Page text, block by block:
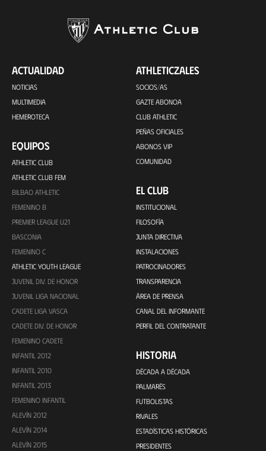
ACTUALIDAD
NOTICIAS
MULTIMEDIA
HEMEROTECA
EQUIPOS
ATHLETIC CLUB
ATHLETIC CLUB FEM
BILBAO ATHLETIC
FEMENINO B
PREMIER LEAGUE U21
BASCONIA
FEMENINO C
ATHLETIC YOUTH LEAGUE
JUVENIL DIV. DE HONOR
JUVENIL LIGA NACIONAL
CADETE LIGA VASCA
CADETE DIV. DE HONOR
FEMENINO CADETE
INFANTIL 2012
INFANTIL 2010
INFANTIL 2013
FEMENINO INFANTIL
ALEVÍN 2012
ALEVÍN 2014
ALEVÍN 2015
ATHLETICZALES
SOCIOS/AS
GAZTE ABONOA
CLUB ATHLETIC
PEÑAS OFICIALES
ABONOS VIP
COMUNIDAD
EL CLUB
INSTITUCIONAL
FILOSOFÍA
JUNTA DIRECTIVA
INSTALACIONES
PATROCINADORES
TRANSPARENCIA
ÁREA DE PRENSA
CANAL DEL INFORMANTE
PERFIL DEL CONTRATANTE
HISTORIA
DÉCADA A DÉCADA
PALMARÉS
FUTBOLISTAS
RIVALES
ESTADÍSTICAS HISTÓRICAS
PRESIDENTES